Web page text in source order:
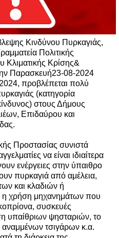
Κινδύνου Πυρκαγιάς,
Πολιτικής
Κλιματικής Κρίσης&
Παρασκευή23-08-2024
προβλέπεται πολύ
(κατηγορία
στους Δήμους
Επιδαύρου και
Προστασίας συνιστά
να είναι ιδιαίτερα
ενέργειες στην ύπαιθρο
πυρκαγιά από αμέλεια,
και κλαδιών ή
η χρήση μηχανημάτων που
συσκευές
υπαίθριων ψησταριών, το
τσιγάρων κ.α.